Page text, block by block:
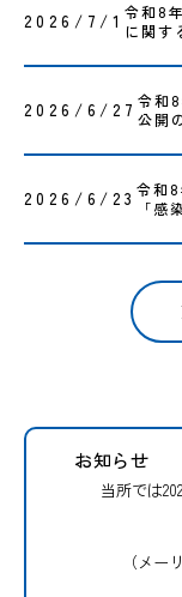
2026/7/1 令和8
に関す
2026/6/27 令和
公開
2026/6/23 令和
「感
お知らせ
当所では
（メー